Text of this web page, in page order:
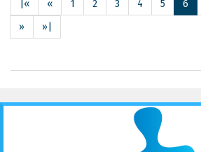
|« « 1 2 3 4 5 6
»
»|